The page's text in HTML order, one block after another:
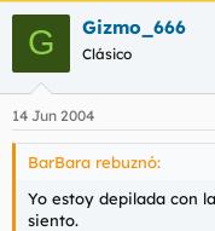
G Gizmo_666
Clásico
14 Jun 2004
BarBara rebuznó:
Yo estoy depilada con
siento.